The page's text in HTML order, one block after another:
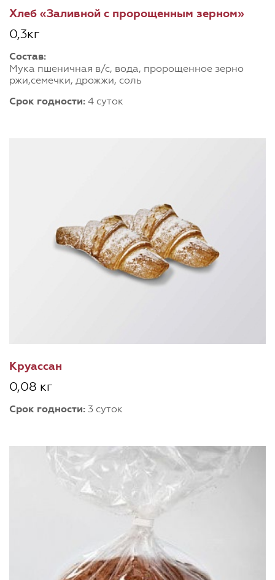
Хлеб «Заливной с пророщенным зерном»
0,3кг
Состав:
Мука пшеничная в/с, вода, пророщенное зерно
ржи,семечки, дрожжи, соль
Срок годности: 4 суток
Круассан
0,08 кг
Срок годности: 3 суток